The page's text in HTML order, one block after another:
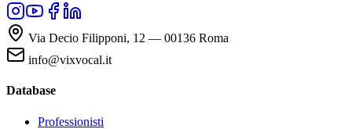
Via Decio Filipponi, 12 — 00136 Roma
info@vixvocal.it
Database
Professionisti